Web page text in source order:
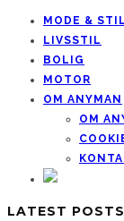
MODE & STIL
LIVSSTIL
BOLIG
MOTOR
OM ANYMAN
OM
LATEST POSTS